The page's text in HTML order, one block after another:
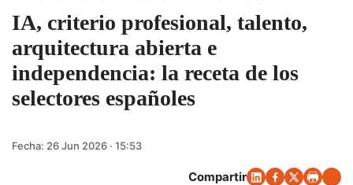
IA, criterio profesional, talento,
arquitectura abierta e
independencia: la receta de los
selectores españoles
Fecha: 26 Jun 2026 · 15:53
Compartir